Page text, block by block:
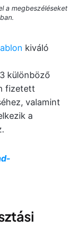
a megbeszéléseket
kiváló
különböző
fizetett
valamint
a